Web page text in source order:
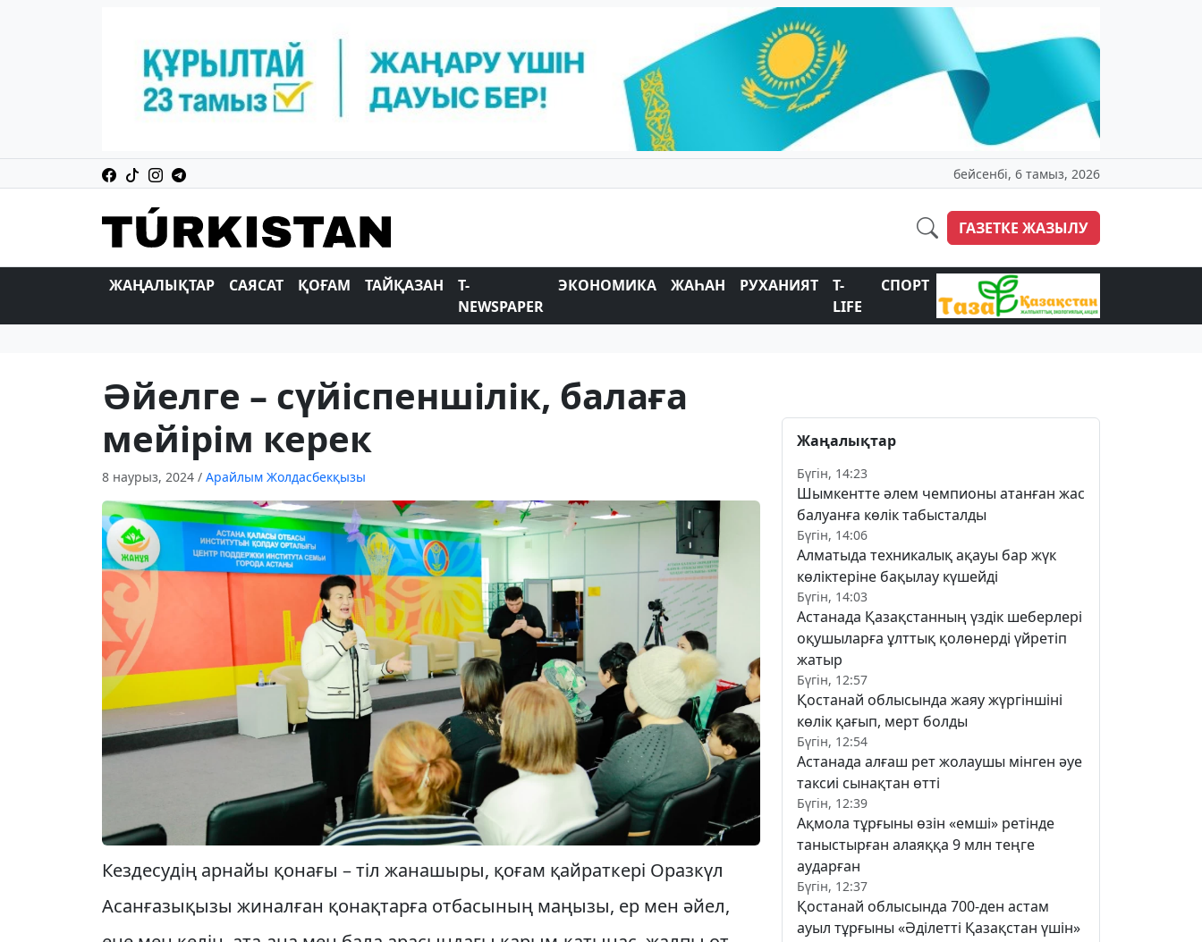
бейсенбі, 6 тамыз, 2026
ГАЗЕТКЕ ЖАЗЫЛУ
ЖАҢАЛЫҚТАР САЯСАТ ҚОҒАМ ТАЙҚАЗАН
T-
NEWSPAPER
ЭКОНОМИКА ЖАҺАН РУХАНИЯТ
T-
LIFE
СПОРТ
Әйелге – сүйіспеншілік, балаға
мейірім керек
8 наурыз, 2024 / Арайлым Жолдасбекқызы
Кездесудің арнайы қонағы – тіл жана­шыры, қоғам қайраткері Оразкүл
Асан­ға­зықы­зы жиналған қонақтарға отбасының маңы­зы, ер мен әйел,
Жаңалықтар
Бүгін, 14:23
Шымкентте әлем чемпионы атанған жас
балуанға көлік табысталды
Бүгін, 14:06
Алматыда техникалық ақауы бар жүк
көліктеріне бақылау күшейді
Бүгін, 14:03
Астанада Қазақстанның үздік шеберлері
оқушыларға ұлттық қолөнерді үйретіп
жатыр
Бүгін, 12:57
Қостанай облысында жаяу жүргіншіні
көлік қағып, мерт болды
Бүгін, 12:54
Астанада алғаш рет жолаушы мінген әуе
таксиі сынақтан өтті
Бүгін, 12:39
Ақмола тұрғыны өзін «емші» ретінде
таныстырған алаяққа 9 млн теңге
аударған
Бүгін, 12:37
Қостанай облысында 700-ден астам
ауыл тұрғыны «Әділетті Қазақстан үшін»